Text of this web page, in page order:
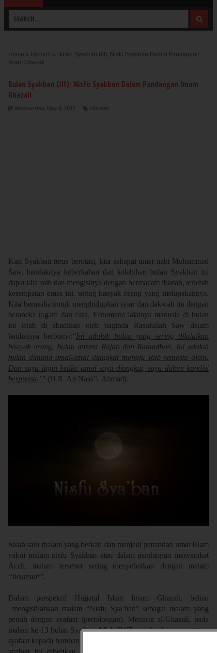
Home » Hikmah » Bulan Syakban (III): Nisfu Syakban Dalam Pandangan
Imam Ghazali
Bulan Syakban (III): Nisfu Syakban Dalam Pandangan Imam
Ghazali
Kini Syakban terus berotasi, kita sebagai umat nabi Muhammad
Saw, hendaknya keberkahan dan kelebihan bulan Syakban ini
dapat kita raih dan mengisinya dengan bermacam ibadah, terlebih
kesempatan emas ini, sering banyak orang yang melupakannya.
Kita berusaha untuk menghidupkan syiar dan dakwah itu dengan
beraneka ragam dan cara. Fenomena lalainya manusia di bulan
ini telah di abadikan oleh baginda Rasulullah Saw dalam
haidistnya berbunyi:“Ini adalah bulan yang sering dilalaikan
banyak orang, bulan antara Rajab dan Ramadhan. Ini adalah
bulan dimana amal-amal diangkat menuju Rab semesta alam.
Dan saya ingin ketika amal saya diangkat, saya dalam kondisi
berpuasa.’” (H.R. An Nasa’i, Ahmad).
Salah satu malam yang berkah dan menjadi penantian umat Islam
yakni malam nisfu Syakban atau dalam pandangan masyarakat
Aceh, malam tersebut sering menyebutkan dengan malam
“beureuat”.
Dalam perspektif Hujjatul Islam Imam Ghazali, beliau
mengistilahkan malam “Nisfu Sya’ban” sebagai malam yang
penuh dengan syafaat (pertolongan). Menurut al-Ghazali, pada
malam ke-13 bulan Sya’ban Allah SWT memberikan seperti tiga
syafaat kepada hambanya. Sedangkan pada malam ke-14, seluruh